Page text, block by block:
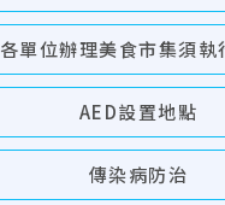
各單位辦理美食市集須執
AED設置地點
傳染病防治